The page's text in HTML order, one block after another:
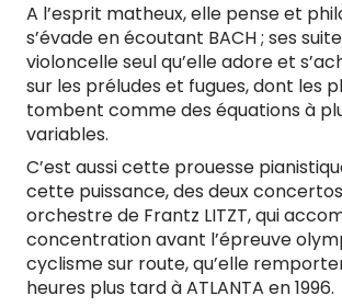
A l’esprit matheux, elle pense et
s’évade en écoutant BACH ; ses
violoncelle seul qu’elle adore et
sur les préludes et fugues, dont les
tombent comme des équations à
variables.
C’est aussi cette prouesse
cette puissance, des deux
orchestre de Frantz LITZT, qui
concentration avant l’épreuve
cyclisme sur route, qu’elle
heures plus tard à ATLANTA en 1996.